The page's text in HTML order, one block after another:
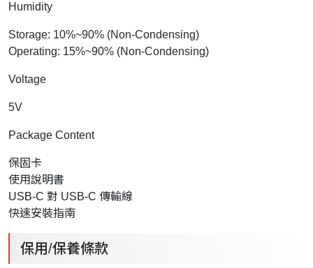
Humidity
Storage: 10%~90% (Non-Condensing)
Operating: 15%~90% (Non-Condensing)
Voltage
5V
Package Content
保固卡
使用說明書
USB-C 對 USB-C 傳輸線
快速安裝指南
保用/保養條款